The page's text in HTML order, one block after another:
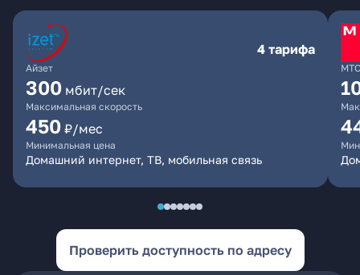
Айзет
4 тарифа
300 мбит/сек
Максимальная скорость
450 ₽/мес
Минимальная цена
Домашний интернет, ТВ, мобильная связь
МТС
Проверить доступность по адресу